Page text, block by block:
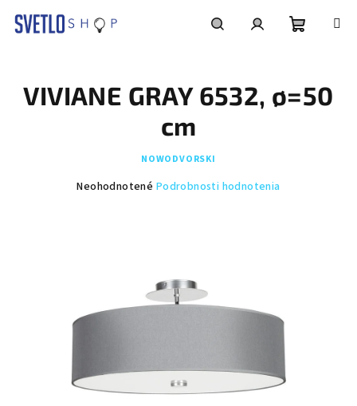
košík
VIVIANE GRAY 6532, ø=50
cm
NOWODVORSKI
Priemerné
Neohodnotené Podrobnosti hodnotenia